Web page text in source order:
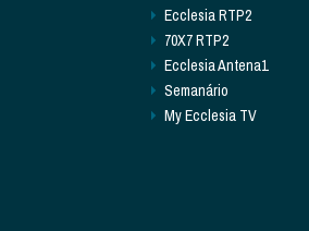
Ecclesia RTP2
70X7 RTP2
Ecclesia Antena1
Semanário
My Ecclesia TV